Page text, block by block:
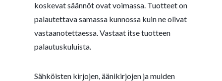
koskevat säännöt ovat voimassa. Tuotteet on
palautettava samassa kunnossa kuin ne olivat
vastaanotettaessa. Vastaat itse tuotteen
palautuskuluista.
Sähköisten kirjojen, äänikirjojen ja muiden